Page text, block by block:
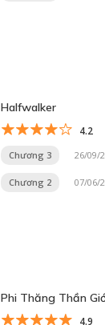
Halfwalker
4.2
Chương 3 26/09/
Chương 2 07/06/
Phi Thăng Thần
4.9